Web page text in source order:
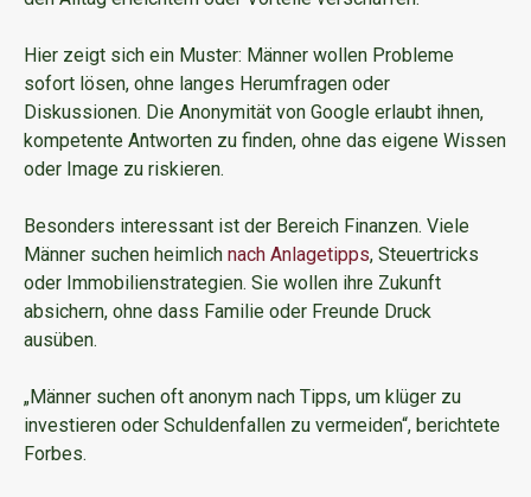
Hier zeigt sich ein Muster: Männer wollen Probleme
sofort lösen, ohne langes Herumfragen oder
Diskussionen. Die Anonymität von Google erlaubt ihnen,
kompetente Antworten zu finden, ohne das eigene Wissen
oder Image zu riskieren.
Besonders interessant ist der Bereich Finanzen. Viele
Männer suchen heimlich nach Anlagetipps, Steuertricks
oder Immobilienstrategien. Sie wollen ihre Zukunft
absichern, ohne dass Familie oder Freunde Druck
ausüben.
„Männer suchen oft anonym nach Tipps, um klüger zu
investieren oder Schuldenfallen zu vermeiden“, berichtete
Forbes.